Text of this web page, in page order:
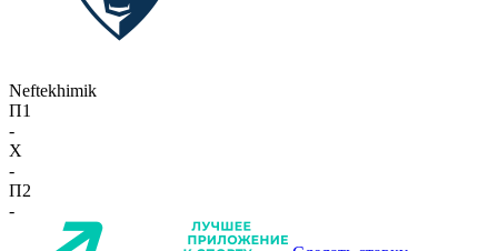
Neftekhimik
П1
-
X
-
П2
-